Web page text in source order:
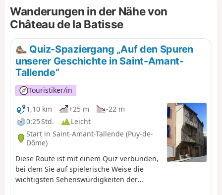
Wanderungen in der Nähe von
Château de la Batisse
Quiz-Spaziergang „Auf den Spuren
unserer Geschichte in Saint-Amant-
Tallende”
Touristiker/in
1,10 km
+25 m
-22 m
0:25 Std.
Leicht
Start in Saint-Amant-Tallende (Puy-de-
Dôme)
Diese Route ist mit einem Quiz verbunden,
bei dem Sie auf spielerische Weise die
wichtigsten Sehenswürdigkeiten der